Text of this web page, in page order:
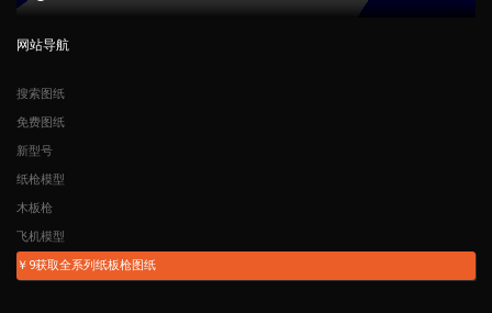
网站导航
搜索图纸
免费图纸
新型号
纸枪模型
木板枪
飞机模型
￥9获取全系列纸板枪图纸